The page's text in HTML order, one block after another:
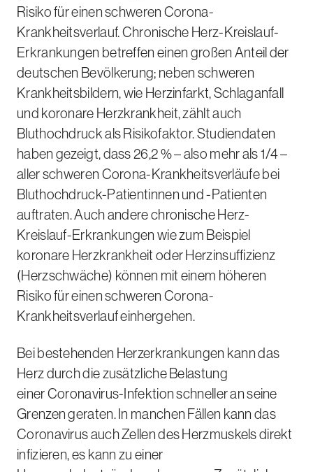
Risiko für einen schweren Corona-
Krankheitsverlauf. Chronische Herz-Kreislauf-
Erkrankungen betreffen einen großen Anteil der
deutschen Bevölkerung; neben schweren
Krankheitsbildern, wie Herzinfarkt, Schlaganfall
und koronare Herzkrankheit, zählt auch
Bluthochdruck als Risikofaktor. Studiendaten
haben gezeigt, dass 26,2 %– also mehr als 1/4 –
aller schweren Corona-Krankheitsverläufe bei
Bluthochdruck-Patientinnen und -Patienten
auftraten. Auch andere chronische Herz-
Kreislauf-Erkrankungen wie zum Beispiel
koronare Herzkrankheit oder Herzinsuffizienz
(Herzschwäche) können mit einem höheren
Risiko für einen schweren Corona-
Krankheitsverlauf einhergehen.
Bei bestehenden Herzerkrankungen kann das
Herz durch die zusätzliche Belastung
einer Coronavirus-Infektion schneller an seine
Grenzen geraten. In manchen Fällen kann das
Coronavirus auch Zellen des Herzmuskels direkt
infizieren, es kann zu einer